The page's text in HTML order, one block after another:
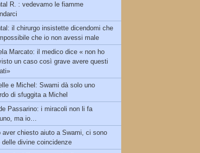
R. : vedevamo le fiamme
il chirurgo insistette dicendomi che
che io non avessi male
Marcato: il medico dice « non ho
un caso così grave avere questi
e Michel: Swami dà solo uno
di sfuggita a Michel
Passarino: i miracoli non li fa
ma io…
aver chiesto aiuto a Swami, ci sono
delle divine coincidenze